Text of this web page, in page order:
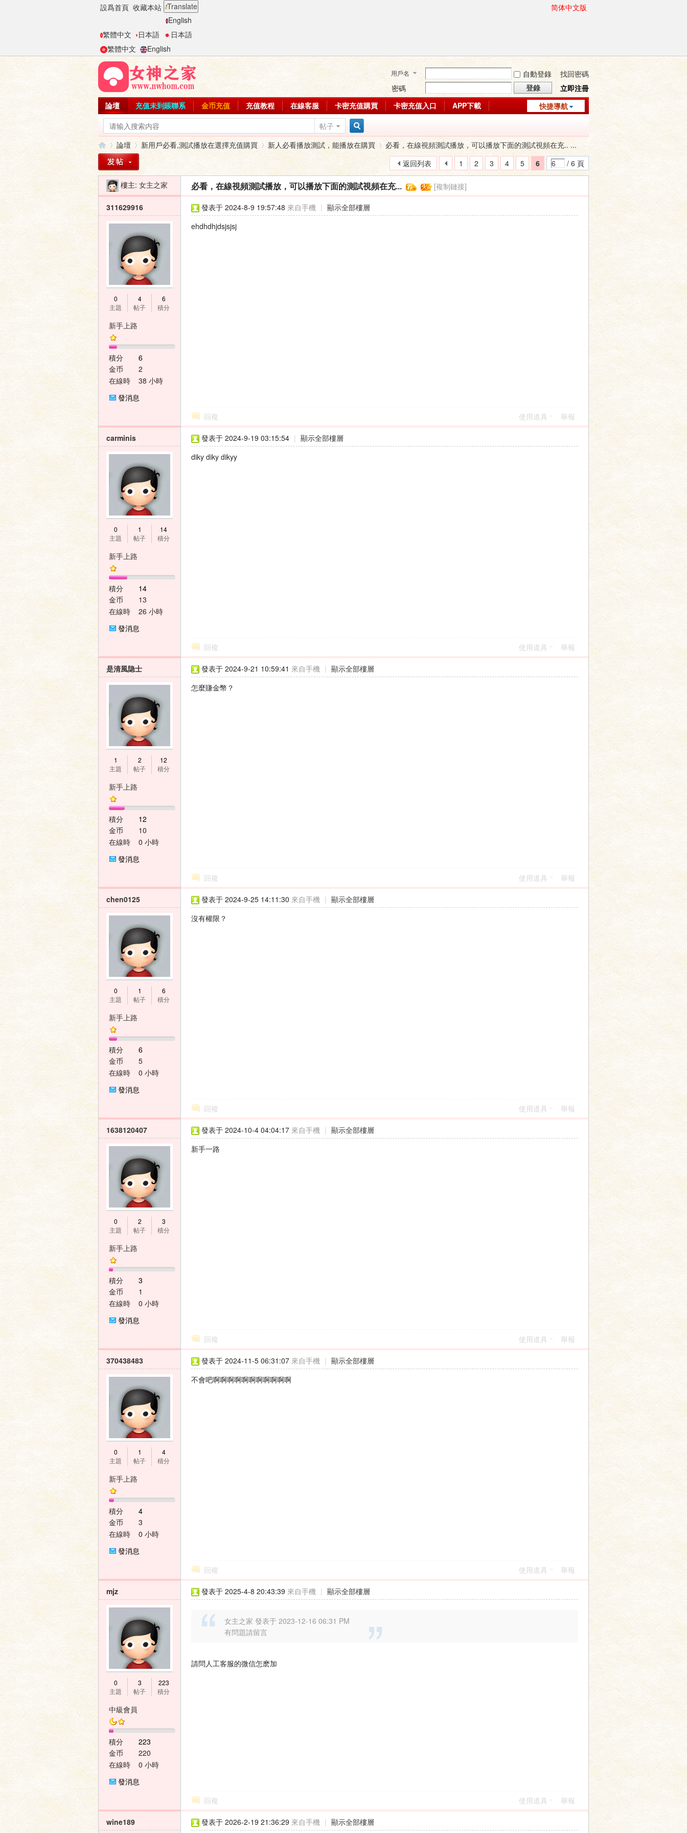
設爲首頁 收藏本站 Translate
English
繁體中文
日本語
日本語
繁體中文
English
简体中文版
用戶名 自動登錄
找回密碼
密碼
登錄
立即注冊
快捷導航
論壇 充值未到賬聯系 金币充值 充值教程 在線客服 卡密充值購買 卡密充值入口
APP下載
帖子
搜
索
»
論壇
›
新用戶必看,測試播放在選擇充值購買
›
新人必看播放測試，能播放在購買
›
必看，在線視頻測試播放，可以播放下面的測試視頻在充.. ...
1
2 3 4 5 6 / 6 頁
返回列表
樓主: 女主之家 必看，在線視頻測試播放，可以播放下面的測試視頻在充... [複制鏈接]
311629916
0
主題
4
帖子
6
積分
新手上路
積分
6
金币
2
在線時
38 小時
發消息
發表于 2024-8-9 19:57:48 來自手機 | 顯示全部樓層
ehdhdhjdsjsjsj
回複 使用道具 舉報
carminis
0
主題
1
帖子
14
積分
新手上路
積分
14
金币
13
在線時
26 小時
發消息
發表于 2024-9-19 03:15:54 | 顯示全部樓層
diky diky dikyy
回複 使用道具 舉報
是清風隐士
1
主題
2
帖子
12
積分
新手上路
積分
12
金币
10
在線時
0 小時
發消息
發表于 2024-9-21 10:59:41 來自手機 | 顯示全部樓層
怎麼賺金幣？
回複 使用道具 舉報
chen0125
0
主題
1
帖子
6
積分
新手上路
積分
6
金币
5
在線時
0 小時
發消息
發表于 2024-9-25 14:11:30 來自手機 | 顯示全部樓層
沒有權限？
回複 使用道具 舉報
1638120407
0
主題
2
帖子
3
積分
新手上路
積分
3
金币
1
在線時
0 小時
發消息
發表于 2024-10-4 04:04:17 來自手機 | 顯示全部樓層
新手一路
回複 使用道具 舉報
370438483
0
主題
1
帖子
4
積分
新手上路
積分
4
金币
3
在線時
0 小時
發消息
發表于 2024-11-5 06:31:07 來自手機 | 顯示全部樓層
不會吧啊啊啊啊啊啊啊啊啊啊啊
回複 使用道具 舉報
mjz
0
主題
3
帖子
223
積分
中級會員
積分
223
金币
220
在線時
0 小時
發消息
發表于 2025-4-8 20:43:39 來自手機 | 顯示全部樓層
女主之家 發表于 2023-12-16 06:31 PM
有問題請留言
請問人工客服的微信怎麽加
回複 使用道具 舉報
wine189 發表于 2026-2-19 21:36:29 來自手機 | 顯示全部樓層